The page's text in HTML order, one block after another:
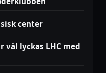
center
väl lyckas LHC med